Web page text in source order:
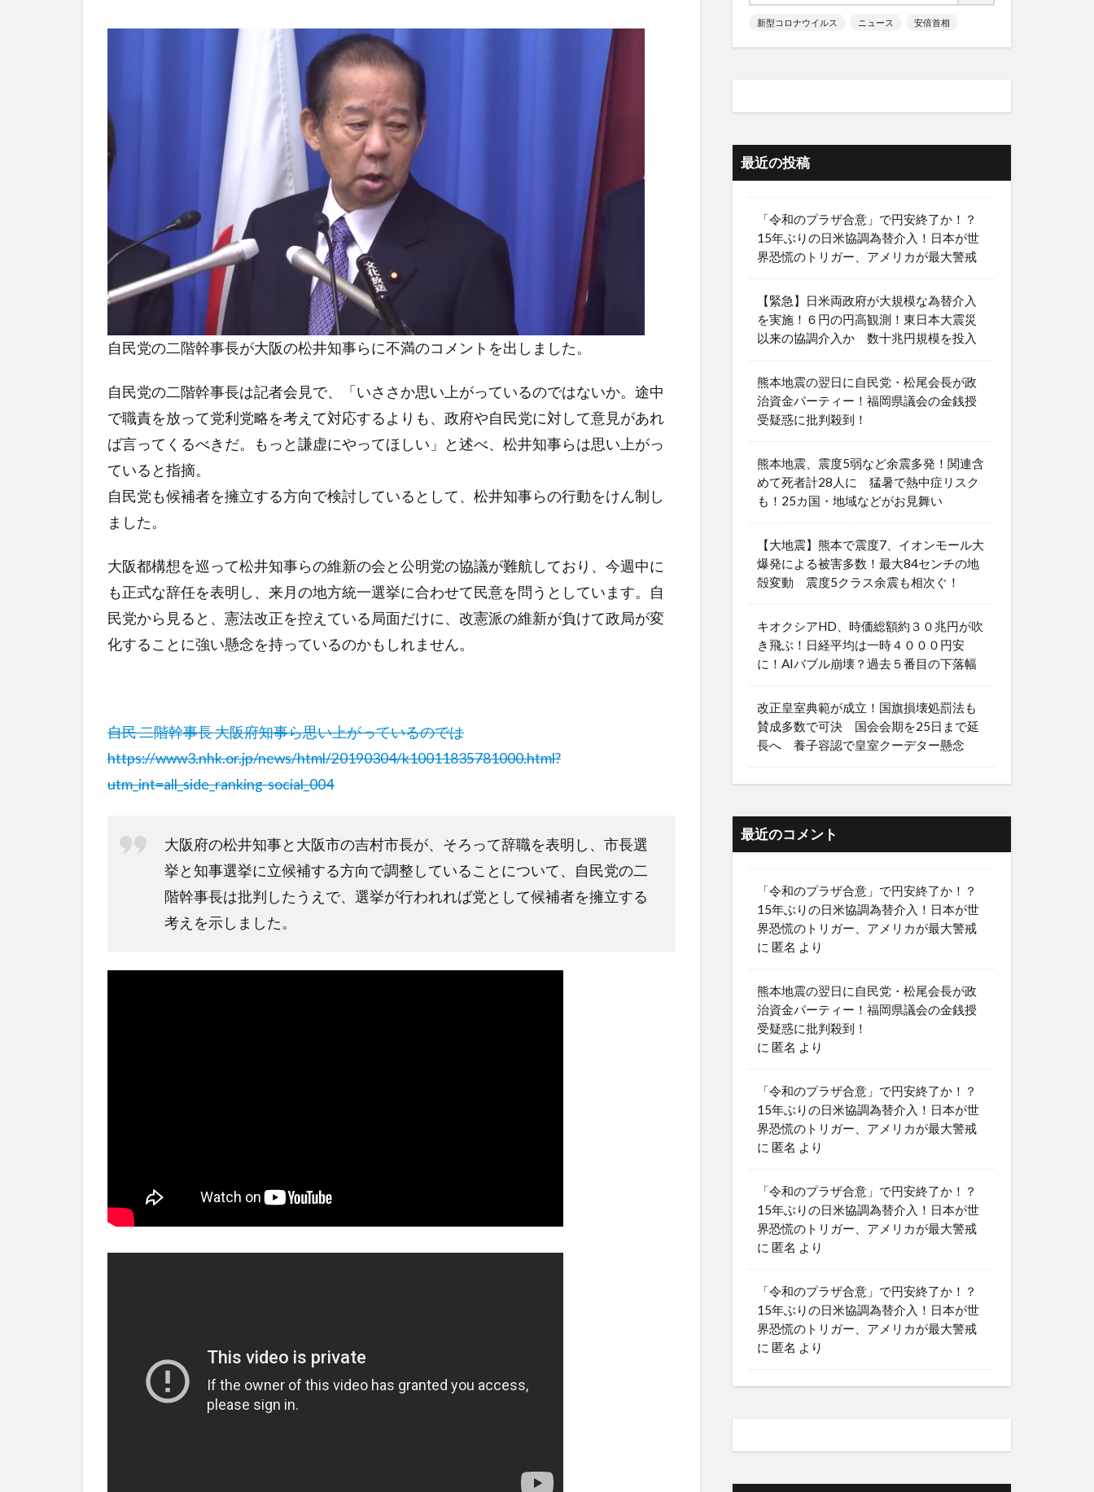
自民党の二階幹事長が大阪の松井知事らに不満のコメントを出しました。
自民党の二階幹事長は記者会見で、「いささか思い上がっているのではないか。途中
で職責を放って党利党略を考えて対応するよりも、政府や自民党に対して意見があれ
ば言ってくるべきだ。もっと謙虚にやってほしい」と述べ、松井知事らは思い上がっ
ていると指摘。
自民党も候補者を擁立する方向で検討しているとして、松井知事らの行動をけん制し
ました。
大阪都構想を巡って松井知事らの維新の会と公明党の協議が難航しており、今週中に
も正式な辞任を表明し、来月の地方統一選挙に合わせて民意を問うとしています。自
民党から見ると、憲法改正を控えている局面だけに、改憲派の維新が負けて政局が変
化することに強い懸念を持っているのかもしれません。
自民 二階幹事長 大阪府知事ら思い上がっているのでは
https://www3.nhk.or.jp/news/html/20190304/k10011835781000.html?
utm_int=all_side_ranking-social_004
大阪府の松井知事と大阪市の吉村市長が、そろって辞職を表明し、市長選
挙と知事選挙に立候補する方向で調整していることについて、自民党の二
階幹事長は批判したうえで、選挙が行われれば党として候補者を擁立する
考えを示しました。
新型コロナウイルス ニュース 安倍首相
最近の投稿
「令和のプラザ合意」で円安終了か！？
15年ぶりの日米協調為替介入！日本が世
界恐慌のトリガー、アメリカが最大警戒
【緊急】日米両政府が大規模な為替介入
を実施！６円の円高観測！東日本大震災
以来の協調介入か 数十兆円規模を投入
熊本地震の翌日に自民党・松尾会長が政
治資金パーティー！福岡県議会の金銭授
受疑惑に批判殺到！
熊本地震、震度5弱など余震多発！関連含
めて死者計28人に 猛暑で熱中症リスク
も！25カ国・地域などがお見舞い
【大地震】熊本で震度7、イオンモール大
爆発による被害多数！最大84センチの地
殻変動 震度5クラス余震も相次ぐ！
キオクシアHD、時価総額約３０兆円が吹
き飛ぶ！日経平均は一時４０００円安
に！AIバブル崩壊？過去５番目の下落幅
改正皇室典範が成立！国旗損壊処罰法も
賛成多数で可決 国会会期を25日まで延
長へ 養子容認で皇室クーデター懸念
最近のコメント
「令和のプラザ合意」で円安終了か！？
15年ぶりの日米協調為替介入！日本が世
界恐慌のトリガー、アメリカが最大警戒
に 匿名 より
熊本地震の翌日に自民党・松尾会長が政
治資金パーティー！福岡県議会の金銭授
受疑惑に批判殺到！
に 匿名 より
「令和のプラザ合意」で円安終了か！？
15年ぶりの日米協調為替介入！日本が世
界恐慌のトリガー、アメリカが最大警戒
に 匿名 より
「令和のプラザ合意」で円安終了か！？
15年ぶりの日米協調為替介入！日本が世
界恐慌のトリガー、アメリカが最大警戒
に 匿名 より
「令和のプラザ合意」で円安終了か！？
15年ぶりの日米協調為替介入！日本が世
界恐慌のトリガー、アメリカが最大警戒
に 匿名 より